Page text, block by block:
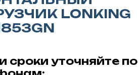
LONKING
сроки уточняйте по